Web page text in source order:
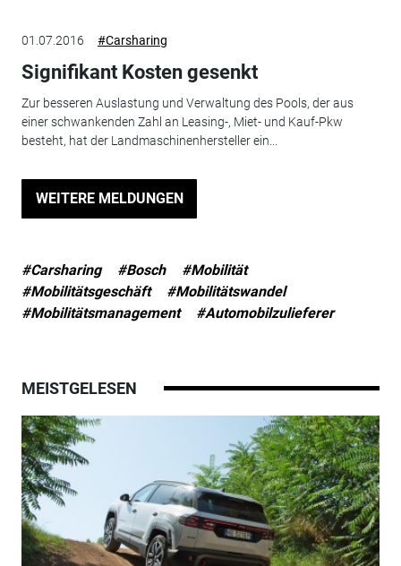
01.07.2016 #Carsharing
Signifikant Kosten gesenkt
Zur besseren Auslastung und Verwaltung des Pools, der aus
einer schwankenden Zahl an Leasing-, Miet- und Kauf-Pkw
besteht, hat der Landmaschinenhersteller ein...
WEITERE MELDUNGEN
#Carsharing #Bosch
#Mobilität
#Mobilitätsgeschäft
#Mobilitätswandel
#Mobilitätsmanagement
#Automobilzulieferer
MEISTGELESEN